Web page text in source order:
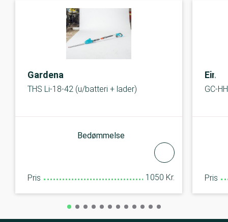
Gardena
THS Li-18-42 (u/batteri + lader)
Bedømmelse
Pris 1050 Kr.
GC-
Pris